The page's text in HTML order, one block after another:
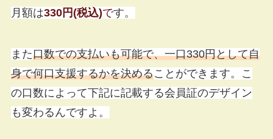
月額は330円(税込)です。
また口数での支払いも可能で、一口330円として自
身で何口支援するかを決めることができます。こ
の口数によって下記に記載する会員証のデザイン
も変わるんですよ。